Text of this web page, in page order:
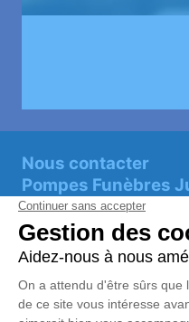
Nous contacter
Pompes Funèbres
05 55 62 41 59
pfjuillet@orange.fr
route de Pierrefitte,
Chambre funéraire
05 55 62 41 59
pfjuillet@orange.fr